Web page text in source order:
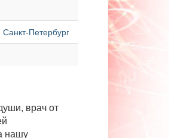
Петербург
врач от
нашу